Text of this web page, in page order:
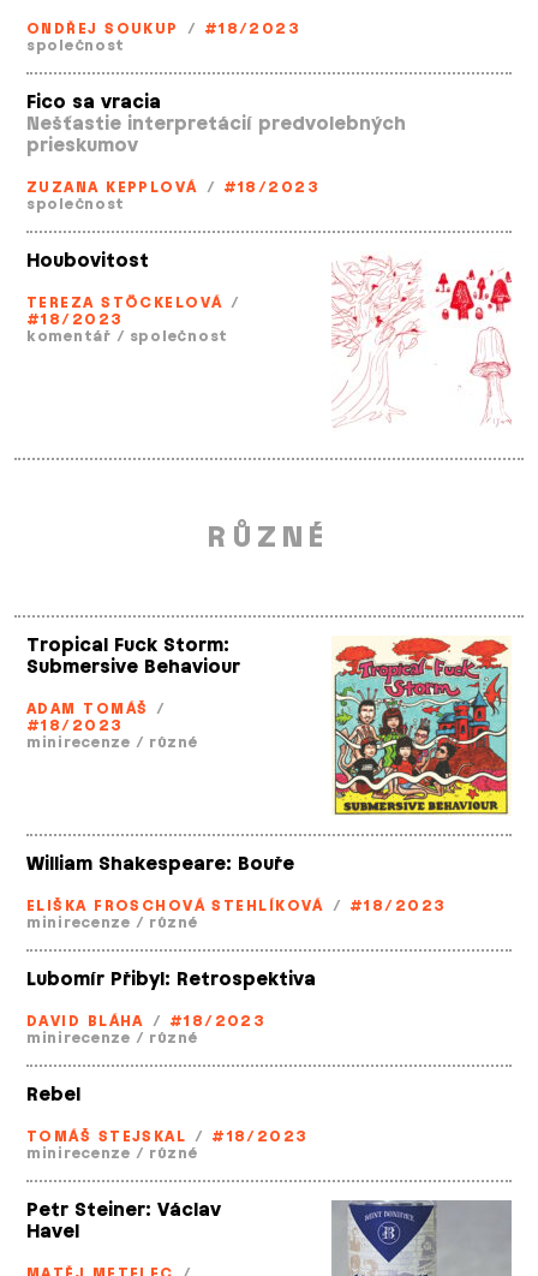
ONDŘEJ SOUKUP / #18/2023
společnost
Fico sa vracia
Nešťastie interpretácií predvolebných
prieskumov
ZUZANA KEPPLOVÁ / #18/2023
společnost
Houbovitost
TEREZA STÖCKELOVÁ /
#18/2023
komentář / společnost
RŮZNÉ
Tropical Fuck Storm:
Submersive Behaviour
ADAM TOMÁŠ /
#18/2023
minirecenze / různé
William Shakespeare: Bouře
ELIŠKA FROSCHOVÁ STEHLÍKOVÁ / #18/2023
minirecenze / různé
Lubomír Přibyl: Retrospektiva
DAVID BLÁHA / #18/2023
minirecenze / různé
Rebel
TOMÁŠ STEJSKAL / #18/2023
minirecenze / různé
Petr Steiner: Václav
Havel